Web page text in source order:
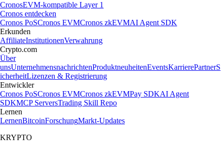
CronosEVM-kompatible Layer 1
Cronos entdecken
Cronos PoSCronos EVMCronos zkEVMAI Agent SDK
Erkunden
AffiliateInstitutionenVerwahrung
Crypto.com
Über
unsUnternehmensnachrichtenProduktneuheitenEventsKarrierePartnerS
icherheitLizenzen & Registrierung
Entwickler
Cronos PoSCronos EVMCronos zkEVMPay SDKAI Agent
SDKMCP ServersTrading Skill Repo
Lernen
LernenBitcoinForschungMarkt-Updates
KRYPTO